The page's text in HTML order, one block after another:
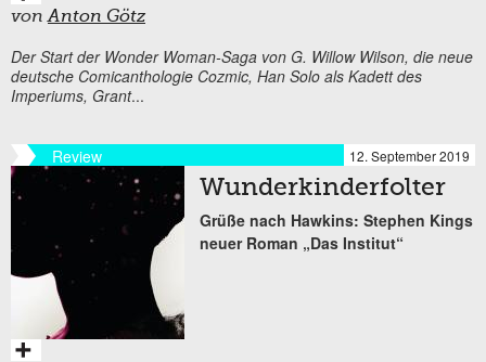
vonAnton Götz
Der Start der Wonder Woman-Saga von G. Willow Wilson, die neue
deutsche Comicanthologie Cozmic, Han Solo als Kadett des
Imperiums, Grant...
Review 12. September 2019
Wunderkinderfolter
Grüße nach Hawkins: Stephen Kings
neuer Roman „Das Institut“